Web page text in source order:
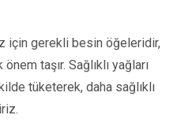
için gerekli besin öğeleridir,
taşır. Sağlıklı yağları
tüketerek, daha sağlıklı